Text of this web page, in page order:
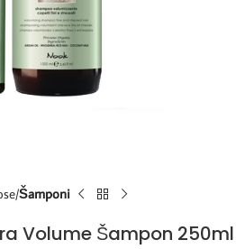
Šamponi
Volume Šampon 250ml